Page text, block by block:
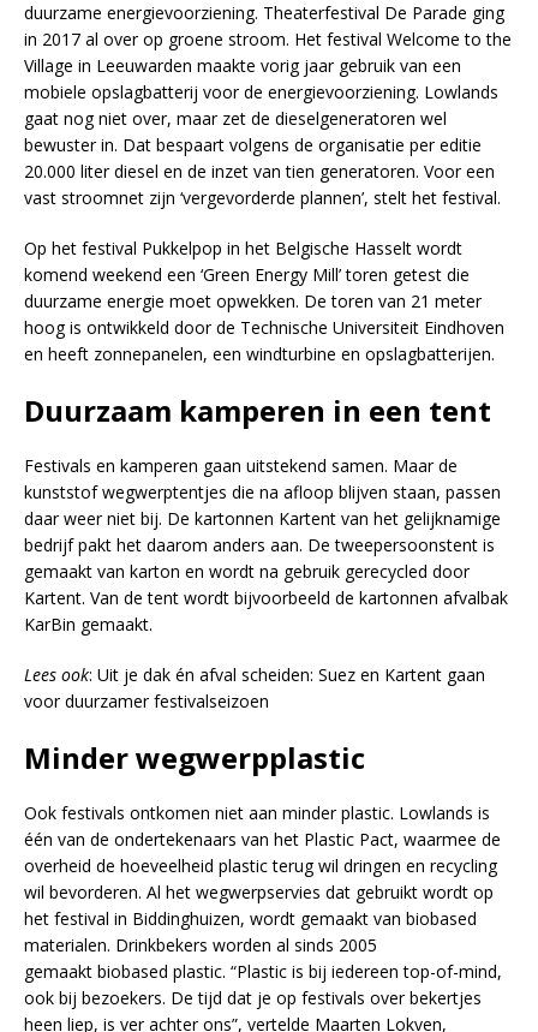
duurzame energievoorziening. Theaterfestival De Parade ging
in 2017 al over op groene stroom. Het festival Welcome to the
Village in Leeuwarden maakte vorig jaar gebruik van een
mobiele opslagbatterij voor de energievoorziening. Lowlands
gaat nog niet over, maar zet de dieselgeneratoren wel
bewuster in. Dat bespaart volgens de organisatie per editie
20.000 liter diesel en de inzet van tien generatoren. Voor een
vast stroomnet zijn ‘vergevorderde plannen’, stelt het festival.
Op het festival Pukkelpop in het Belgische Hasselt wordt
komend weekend een ‘Green Energy Mill’ toren getest die
duurzame energie moet opwekken. De toren van 21 meter
hoog is ontwikkeld door de Technische Universiteit Eindhoven
en heeft zonnepanelen, een windturbine en opslagbatterijen.
Duurzaam kamperen in een tent
Festivals en kamperen gaan uitstekend samen. Maar de
kunststof wegwerptentjes die na afloop blijven staan, passen
daar weer niet bij. De kartonnen Kartent van het gelijknamige
bedrijf pakt het daarom anders aan. De tweepersoonstent is
gemaakt van karton en wordt na gebruik gerecycled door
Kartent. Van de tent wordt bijvoorbeeld de kartonnen afvalbak
KarBin gemaakt.
Lees ook: Uit je dak én afval scheiden: Suez en Kartent gaan
voor duurzamer festivalseizoen
Minder wegwerpplastic
Ook festivals ontkomen niet aan minder plastic. Lowlands is
één van de ondertekenaars van het Plastic Pact, waarmee de
overheid de hoeveelheid plastic terug wil dringen en recycling
wil bevorderen. Al het wegwerpservies dat gebruikt wordt op
het festival in Biddinghuizen, wordt gemaakt van biobased
materialen. Drinkbekers worden al sinds 2005
gemaakt biobased plastic. “Plastic is bij iedereen top-of-mind,
ook bij bezoekers. De tijd dat je op festivals over bekertjes
heen liep, is ver achter ons”, vertelde Maarten Lokven,